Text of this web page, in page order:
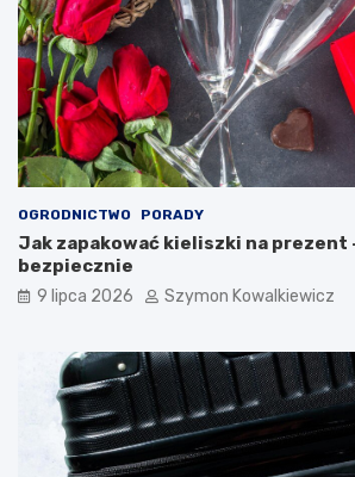
OGRODNICTWO PORADY
Jak zapakować kieliszki na prezent
bezpiecznie
9 lipca 2026 Szymon Kowalkiewicz